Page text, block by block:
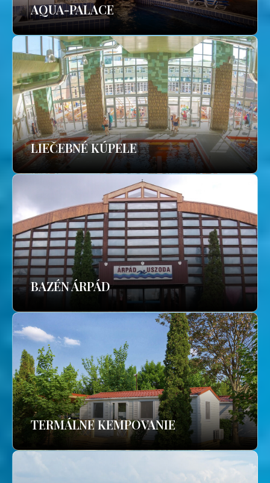
AQUA-PALACE
LIEČEBNÉ KÚPELE
BAZÉN ÁRPÁD
TERMÁLNE KEMPOVANIE